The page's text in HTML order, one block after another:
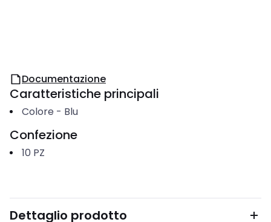
Documentazione
Caratteristiche principali
Colore - Blu
Confezione
10 PZ
Dettaglio prodotto